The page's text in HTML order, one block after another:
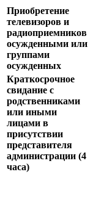
Приобретение
телевизоров и
радиоприемников
осужденными или
группами
осужденных
Краткосрочное
свидание с
родственниками
или иными
лицами в
присутствии
представителя
администрации (4
часа)